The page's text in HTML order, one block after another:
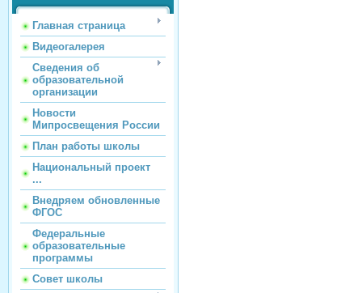
Главная страница
Видеогалерея
Сведения об
образовательной
организации
Новости
Мипросвещения России
План работы школы
Национальный проект
...
Внедряем обновленные
ФГОС
Федеральные
образовательные
программы
Совет школы